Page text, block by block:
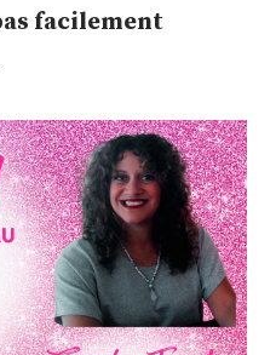
facilement